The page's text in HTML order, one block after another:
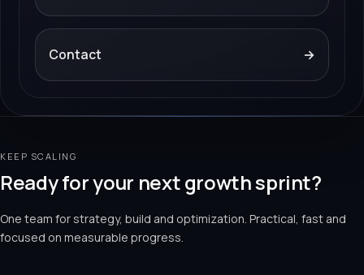
Contact →
KEEP SCALING
Ready for your next growth sprint?
One team for strategy, build and optimization. Practical, fast and
focused on measurable progress.